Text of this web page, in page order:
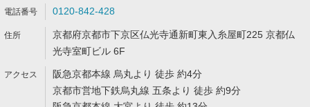
0120-842-428
京都府京都市下京区仏光寺通新町東入糸屋町225 京都仏
光寺室町ビル 6F
阪急京都本線 烏丸より 徒歩 約4分
京都市営地下鉄烏丸線 五条より 徒歩 約9分